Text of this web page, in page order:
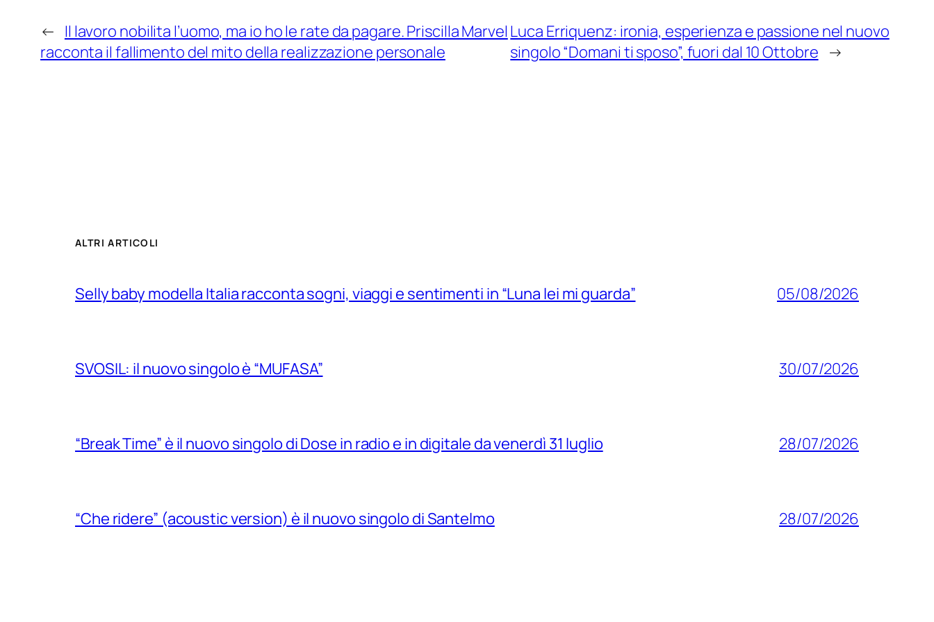
← Il lavoro nobilita l’uomo, ma io ho le rate da pagare. Priscilla Marvel
racconta il fallimento del mito della realizzazione personale
Luca Erriquenz: ironia, esperienza e passione nel nuovo
singolo “Domani ti sposo”, fuori dal 10 Ottobre →
ALTRI ARTICOLI
Selly baby modella Italia racconta sogni, viaggi e sentimenti in “Luna lei mi guarda” 05/08/2026
SVOSIL: il nuovo singolo è “MUFASA” 30/07/2026
“Break Time” è il nuovo singolo di Dose in radio e in digitale da venerdì 31 luglio 28/07/2026
“Che ridere” (acoustic version) è il nuovo singolo di Santelmo 28/07/2026